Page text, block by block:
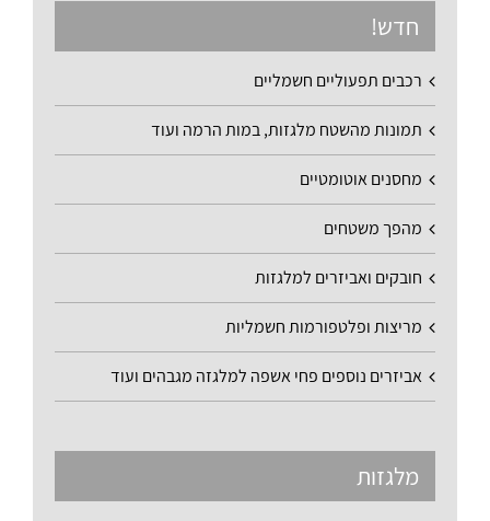
חדש!
רכבים תפעוליים חשמליים
תמונות מהשטח מלגזות, במות הרמה ועוד
מחסנים אוטומטיים
מהפך משטחים
חובקים ואביזרים למלגזות
מריצות ופלטפורמות חשמליות
אביזרים נוספים פחי אשפה למלגזה מגבהים ועוד
מלגזות